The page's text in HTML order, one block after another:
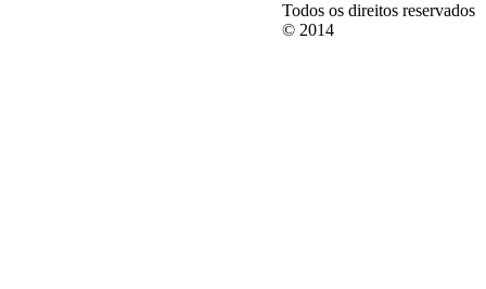
Todos os direitos reservados
© 2014